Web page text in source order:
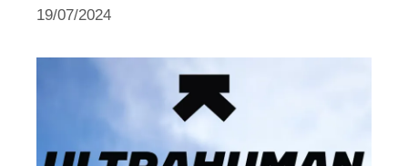
19/07/2024